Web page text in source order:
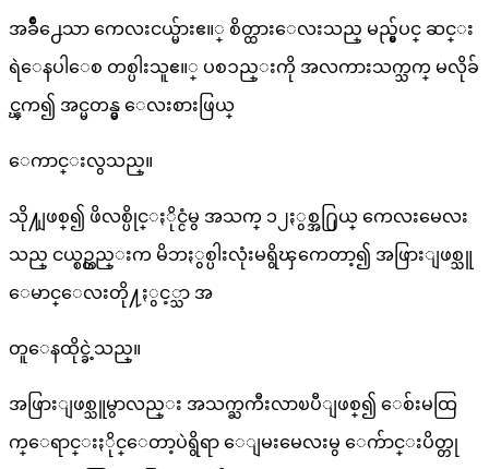
အခ်ိဳ႕ေသာ ကေလးငယ္မ်ားဧ။္ စိတ္ထားေလးသည္ မည္မွ်ပင္ ဆင္း
ရဲေနပါေစ တစ္ပါးသူဧ။္ ပစၥည္းကို အလကားသက္သက္ မလိုခ်
င္ၾက၍ အင္မတန္မွ ေလးစားဖြယ္
ေကာင္းလွသည္။
သို႔ျဖစ္၍ ဖိလစ္ပိုင္ႏိုင္ငံမွ အသက္ ၁၂ႏွစ္အ႐ြယ္ ကေလးမေလး
သည္ ငယ္စဥ္တည္းက မိဘႏွစ္ပါးလုံးမရွိၾကေတာ့၍ အဖြားျဖစ္သူ
ေမာင္ေလးတို႔ႏွင့္သာ အ
တူေနထိုင္ခဲ့သည္။
အဖြားျဖစ္သူမွာလည္း အသက္ႀကီးလာၿပီျဖစ္၍ ေစ်းမထြ
က္ေရာင္းႏိုင္ေတာ့ပဲရွိရာ ေျမးမေလးမွ ေက်ာင္းပိတ္တု